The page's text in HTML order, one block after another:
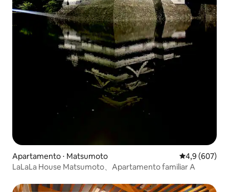
Apartamento ⋅ Matsumoto 4,9 de uma
4,9 (607)
LaLaLa House Matsumoto、Apartamento familiar A